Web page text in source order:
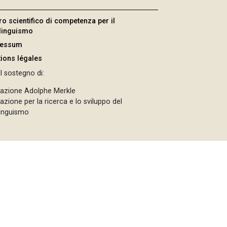
scientifico di competenza per il
légales
sostegno di:
Adolphe Merkle
per la ricerca e lo sviluppo del